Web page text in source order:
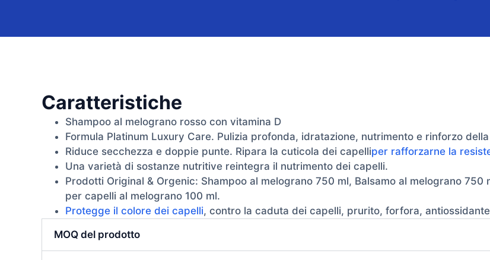
Caratteristiche
Shampoo al melograno rosso con vitamina D
Formula Platinum Luxury Care. Pulizia profonda, idratazione, nutrimento e rinforzo
Riduce secchezza e doppie punte. Ripara la cuticola dei capelliper rafforzarne la
Una varietà di sostanze nutritive reintegra il nutrimento dei capelli.
Prodotti Original & Orgenic: Shampoo al melograno 750 ml, Balsamo al melograno
per capelli al melograno 100 ml.
Protegge il colore dei capelli, contro la caduta dei capelli, prurito, forfora,
MOQ del prodotto